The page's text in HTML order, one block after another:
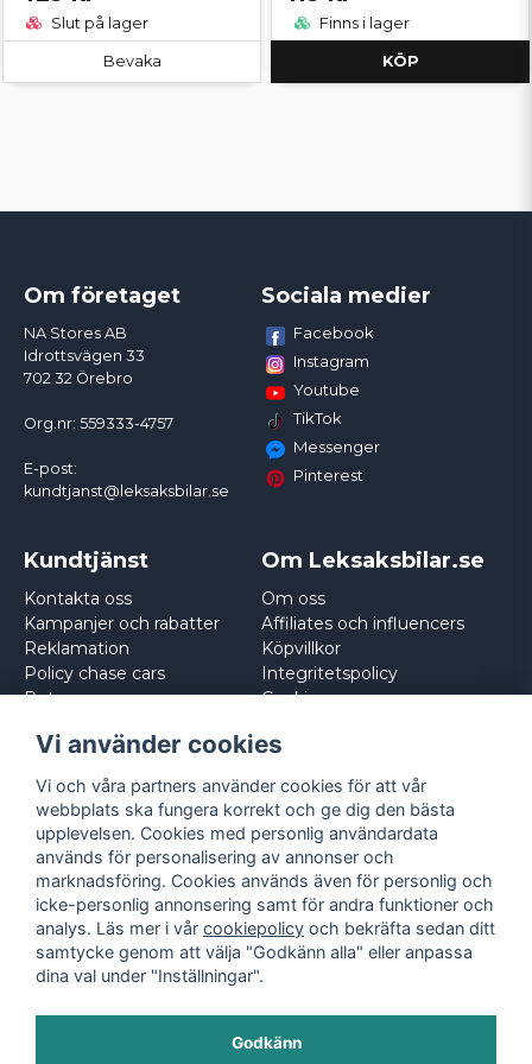
Slut på lager
Bevaka
Finns i lager
KÖP
Om företaget
NA Stores AB
Idrottsvägen 33
702 32 Örebro
Org.nr: 559333-4757
E-post:
kundtjanst@leksaksbilar.se
Sociala medier
Facebook
Instagram
Youtube
TikTok
Messenger
Pinterest
Kundtjänst
Kontakta oss
Kampanjer och rabatter
Reklamation
Policy chase cars
Returnera
Om Leksaksbilar.se
Om oss
Affiliates och influencers
Köpvillkor
Integritetspolicy
Cookies
Vi använder cookies
Vi och våra partners använder cookies för att vår
webbplats ska fungera korrekt och ge dig den bästa
upplevelsen. Cookies med personlig användardata
används för personalisering av annonser och
marknadsföring. Cookies används även för personlig och
icke-personlig annonsering samt för andra funktioner och
analys. Läs mer i vår cookiepolicy och bekräfta sedan ditt
samtycke genom att välja "Godkänn alla" eller anpassa
dina val under "Inställningar".
Godkänn